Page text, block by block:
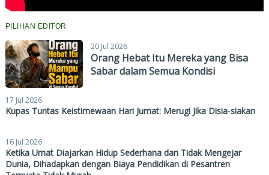
PILIHAN EDITOR
20 Jul 2026
Orang Hebat Itu Mereka yang Bisa
Sabar dalam Semua Kondisi
17 Jul 2026
Kupas Tuntas Keistimewaan Hari Jumat: Merugi Jika Disia-siakan
16 Jul 2026
Ketika Umat Diajarkan Hidup Sederhana dan Tidak Mengejar
Dunia, Dihadapkan dengan Biaya Pendidikan di Pesantren